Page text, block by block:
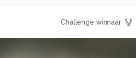
Challenge winnaar